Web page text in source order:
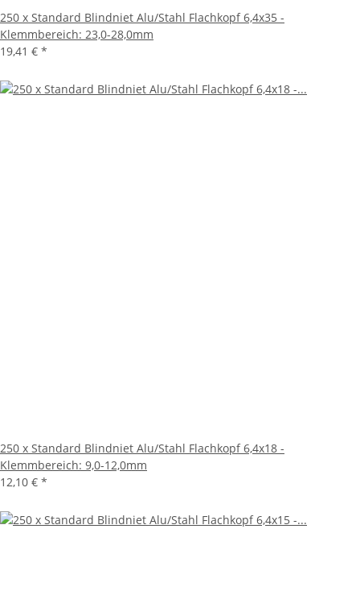
250 x Standard Blindniet Alu/Stahl Flachkopf 6,4x35 -
Klemmbereich: 23,0-28,0mm
19,41 € *
250 x Standard Blindniet Alu/Stahl Flachkopf 6,4x18 -
Klemmbereich: 9,0-12,0mm
12,10 € *